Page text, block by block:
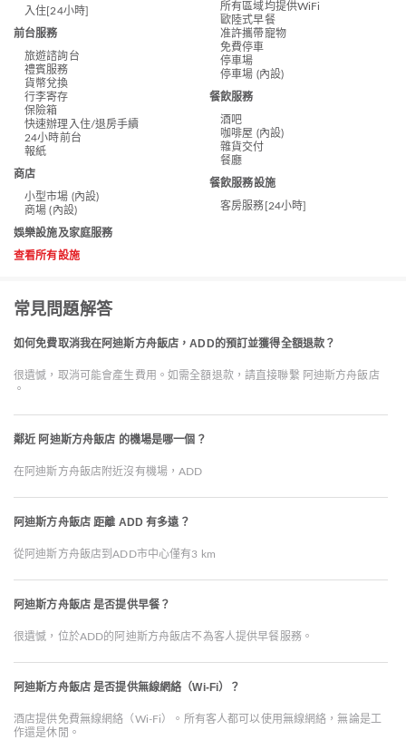
入住[24小時]
前台服務
旅遊諮詢台
禮賓服務
貨幣兌換
行李寄存
保險箱
快速辦理入住/退房手續
24小時前台
報紙
商店
小型市場 (內設)
商場 (內設)
娛樂設施及家庭服務
所有區域均提供WiFi
歐陸式早餐
准許攜帶寵物
免費停車
停車場
停車場 (內設)
餐飲服務
酒吧
咖啡屋 (內設)
雜貨交付
餐廳
餐飲服務設施
客房服務[24小時]
查看所有設施
常見問題解答
如何免費取消我在阿迪斯方舟飯店，ADD的預訂並獲得全額退款？
很遺憾，取消可能會產生費用。如需全額退款，請直接聯繫 阿迪斯方舟飯店
。
鄰近 阿迪斯方舟飯店 的機場是哪一個？
在阿迪斯方舟飯店附近沒有機場，ADD
阿迪斯方舟飯店 距離 ADD 有多遠？
從阿迪斯方舟飯店到ADD市中心僅有3 km
阿迪斯方舟飯店 是否提供早餐？
很遺憾，位於ADD的阿迪斯方舟飯店不為客人提供早餐服務。
阿迪斯方舟飯店 是否提供無線網絡（Wi-Fi）？
酒店提供免費無線網絡（Wi-Fi）。所有客人都可以使用無線網絡，無論是工
作還是休閒。